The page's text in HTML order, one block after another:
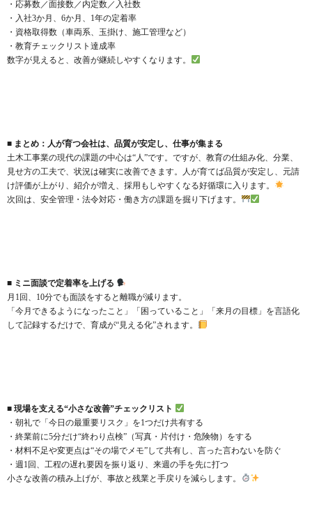
・応募数／面接数／内定数／入社数
・入社3か月、6か月、1年の定着率
・資格取得数（車両系、玉掛け、施工管理など）
・教育チェックリスト達成率
数字が見えると、改善が継続しやすくなります。
■ まとめ：人が育つ会社は、品質が安定し、仕事が集まる
土木工事業の現代の課題の中心は“人”です。ですが、教育の仕組み化、分業、
見せ方の工夫で、状況は確実に改善できます。人が育てば品質が安定し、元請
け評価が上がり、紹介が増え、採用もしやすくなる好循環に入ります。
次回は、安全管理・法令対応・働き方の課題を掘り下げます。
■ ミニ面談で定着率を上げる
月1回、10分でも面談をすると離職が減ります。
「今月できるようになったこと」「困っていること」「来月の目標」を言語化
して記録するだけで、育成が“見える化”されます。
■ 現場を支える“小さな改善”チェックリスト
・朝礼で「今日の最重要リスク」を1つだけ共有する
・終業前に5分だけ“終わり点検”（写真・片付け・危険物）をする
・材料不足や変更点は“その場でメモ”して共有し、言った言わないを防ぐ
・週1回、工程の遅れ要因を振り返り、来週の手を先に打つ
小さな改善の積み上げが、事故と残業と手戻りを減らします。